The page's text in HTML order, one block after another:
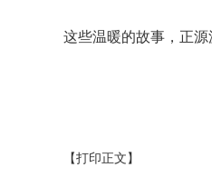
这些温暖的故事，正
【打印正文】